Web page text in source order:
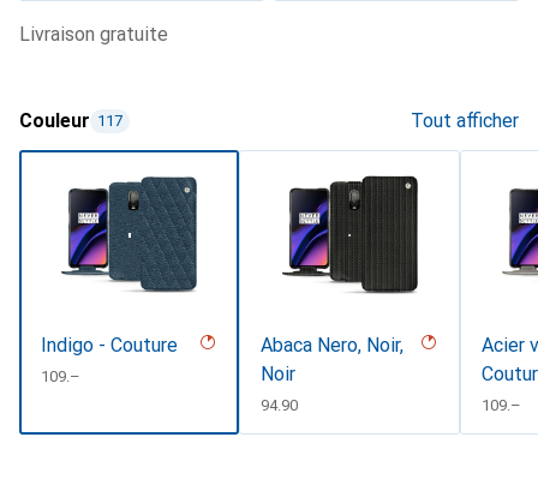
livraison gratuite
Couleur 117 Tout afficher
Indigo - Couture
CHF
109.–
Abaca Nero, Noir,
Noir
CHF
94.90
Acier
CHF
109.–